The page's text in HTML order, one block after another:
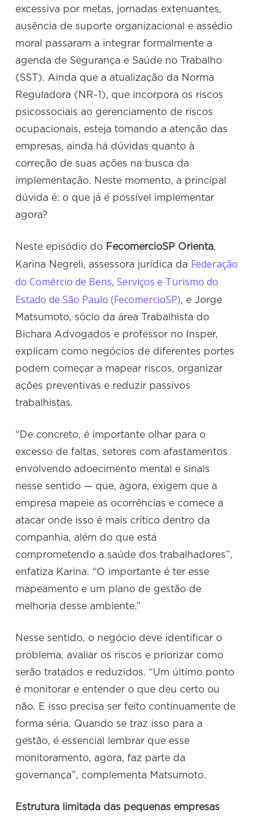
excessiva por metas, jornadas extenuantes,
ausência de suporte organizacional e assédio
moral passaram a integrar formalmente a
agenda de Segurança e Saúde no Trabalho
(SST). Ainda que a atualização da Norma
Reguladora (NR-1), que incorpora os riscos
psicossociais ao gerenciamento de riscos
ocupacionais, esteja tomando a atenção das
empresas, ainda há dúvidas quanto à
correção de suas ações na busca da
implementação. Neste momento, a principal
dúvida é: o que já é possível implementar
agora?
Neste episódio do FecomercioSP Orienta,
Karina Negreli, assessora jurídica da Federação
do Comércio de Bens, Serviços e Turismo do
Estado de São Paulo (FecomercioSP), e Jorge
Matsumoto, sócio da área Trabalhista do
Bichara Advogados e professor no Insper,
explicam como negócios de diferentes portes
podem começar a mapear riscos, organizar
ações preventivas e reduzir passivos
trabalhistas.
“De concreto, é importante olhar para o
excesso de faltas, setores com afastamentos
envolvendo adoecimento mental e sinais
nesse sentido — que, agora, exigem que a
empresa mapeie as ocorrências e comece a
atacar onde isso é mais crítico dentro da
companhia, além do que está
comprometendo a saúde dos trabalhadores”,
enfatiza Karina. “O importante é ter esse
mapeamento e um plano de gestão de
melhoria desse ambiente.”
Nesse sentido, o negócio deve identificar o
problema, avaliar os riscos e priorizar como
serão tratados e reduzidos. “Um último ponto
é monitorar e entender o que deu certo ou
não. E isso precisa ser feito continuamente de
forma séria. Quando se traz isso para a
gestão, é essencial lembrar que esse
monitoramento, agora, faz parte da
governança”, complementa Matsumoto.
Estrutura limitada das pequenas empresas